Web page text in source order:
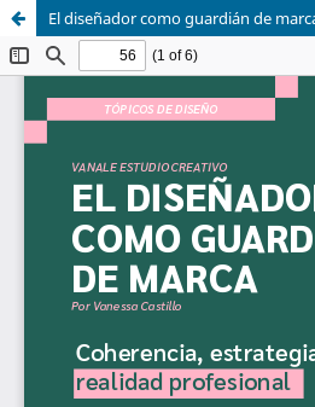
El diseñador como guardián de